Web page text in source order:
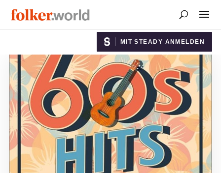
MIT STEADY ANMELDEN